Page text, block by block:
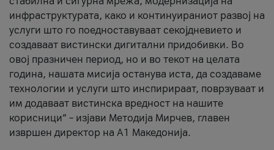
инфраструктурата, како и континуираниот развој на
услуги што го поедноставуваат секојдневието и
создаваат вистински дигитални придобивки. Во
овој празничен период, но и во текот на целата
година, нашата мисија останува иста, да создаваме
технологии и услуги што инспирираат, поврзуваат и
им додаваат вистинска вредност на нашите
корисници“ – изјави Методија Мирчев, главен
извршен директор на А1 Македонија.